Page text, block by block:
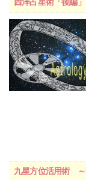
西洋占星術「後編
九星方位活用術 ～